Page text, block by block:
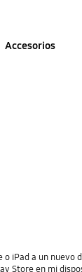
Accesorios
iPad a un nuevo
Store en mi